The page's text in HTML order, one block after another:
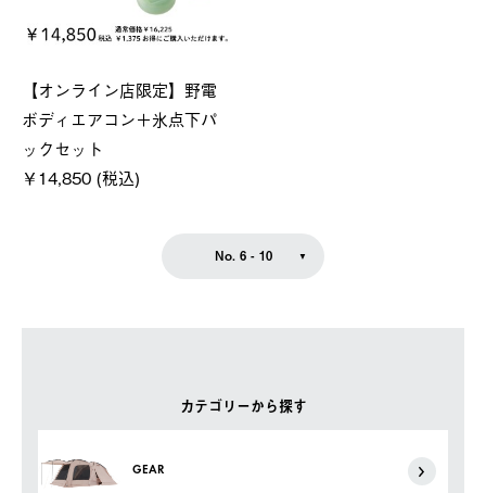
カテゴリーから探す
GEAR
【オンライン店限定】野電
ボディエアコン＋氷点下パ
ックセット
￥14,850 (税込)
No. 6 - 10